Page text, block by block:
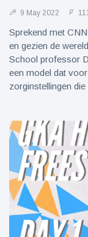
9 May 2022
Sprekend met
en gezien de
School professor
een model dat
zorginstellingen